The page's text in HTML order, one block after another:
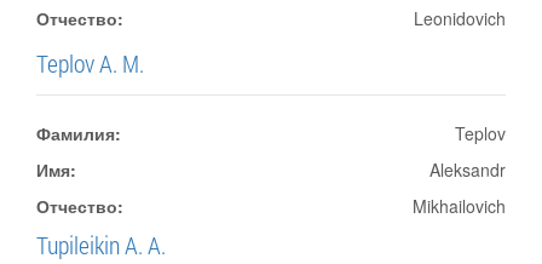
Отчество:
Leonidovich
Teplov A. M.
Фамилия:
Teplov
Имя:
Aleksandr
Отчество:
Mikhailovich
Tupileikin A. A.